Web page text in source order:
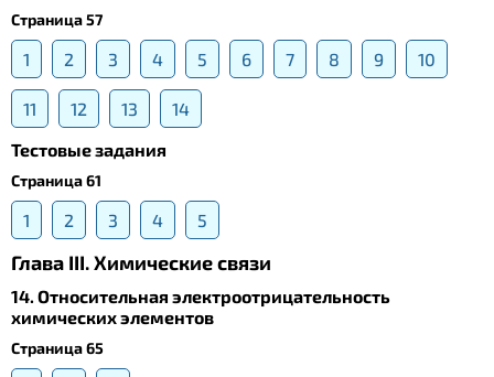
Страница 57
1 2 3 4 5 6 7 8 9 10
11 12 13
14
Тестовые задания
Страница 61
1 2 3 4 5
Глава III. Химические связи
14. Относительная электроотрицательность
химических элементов
Страница 65